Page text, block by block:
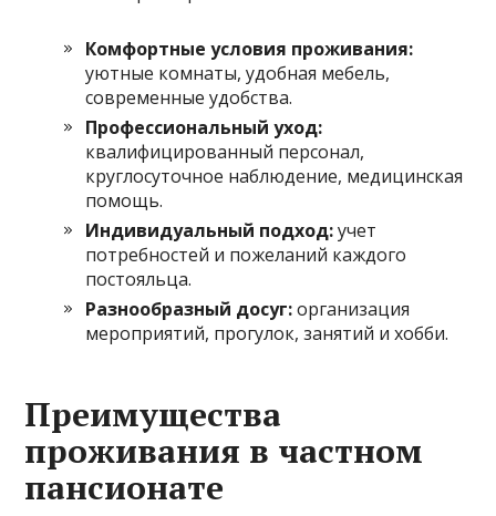
Комфортные условия проживания:
уютные комнаты, удобная мебель,
современные удобства.
Профессиональный уход:
квалифицированный персонал,
круглосуточное наблюдение, медицинская
помощь.
Индивидуальный подход:учет
потребностей и пожеланий каждого
постояльца.
Разнообразный досуг:организация
мероприятий, прогулок, занятий и хобби.
Преимущества
проживания в частном
пансионате